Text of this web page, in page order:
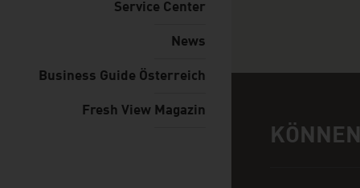
Service Center
News
Business Guide Österreich
Fresh View Magazin
Hilfe und